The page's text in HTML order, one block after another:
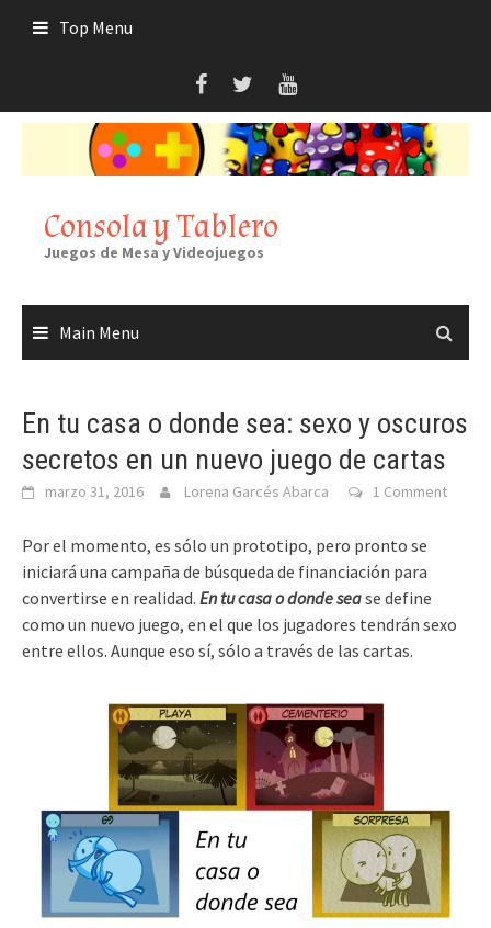
Top Menu
Consola y Tablero
Juegos de Mesa y Videojuegos
Main Menu
En tu casa o donde sea: sexo y oscuros
secretos en un nuevo juego de cartas
marzo 31, 2016 Lorena Garcés Abarca 1 Comment
Por el momento, es sólo un prototipo, pero pronto se
iniciará una campaña de búsqueda de financiación para
convertirse en realidad. En tu casa o donde sease define
como un nuevo juego, en el que los jugadores tendrán sexo
entre ellos. Aunque eso sí, sólo a través de las cartas.